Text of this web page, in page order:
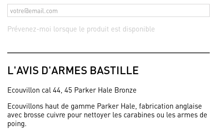
Prévenez-moi lorsque le produit est disponible
L'AVIS D'ARMES BASTILLE
Ecouvillon cal 44, 45 Parker Hale Bronze
Ecouvillons haut de gamme Parker Hale, fabrication anglaise
avec brosse cuivre pour nettoyer les carabines ou les armes de
poing.